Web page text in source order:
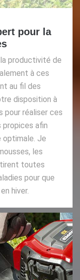
pour la
productivité de
à ces
au fil des
disposition à
pour réaliser ces
propices afin
optimale. Je
les
toutes
pour que
hiver.